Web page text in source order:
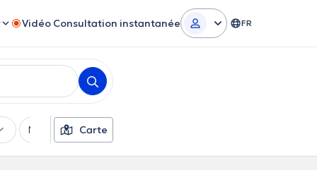
Vidéo Consultation instantanée FR
Moyens de paiement
Carte